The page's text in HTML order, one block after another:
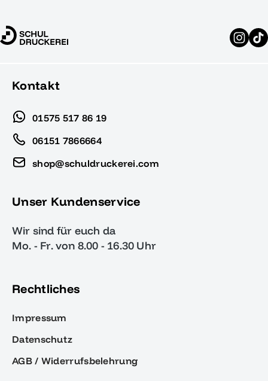
Kontakt
01575 517 86 19
06151 7866664
shop@schuldruckerei.com
Unser Kundenservice
Wir sind für euch da
Mo. - Fr. von 8.00 - 16.30 Uhr
Rechtliches
Impressum
Datenschutz
AGB / Widerrufsbelehrung